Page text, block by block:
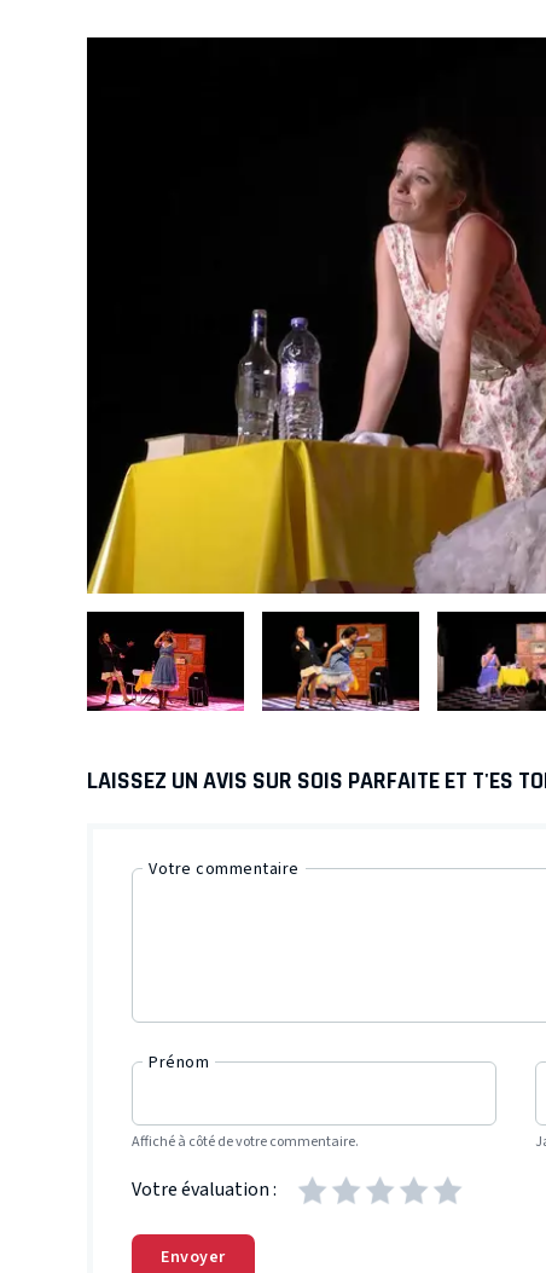
LAISSEZ UN AVIS SUR SOIS PARFAITE ET T'ES
Votre commentaire
Prénom
Affiché à côté de votre commentaire.
Votre évaluation :
Envoyer